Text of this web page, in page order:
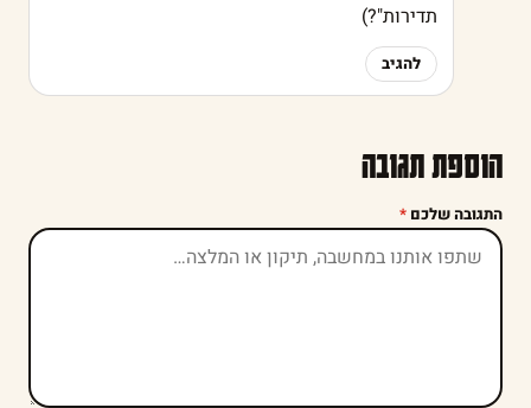
תדירות"?)
להגיב
הוספת תגובה
התגובה שלכם *